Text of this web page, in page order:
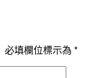
必填欄位標示為 *